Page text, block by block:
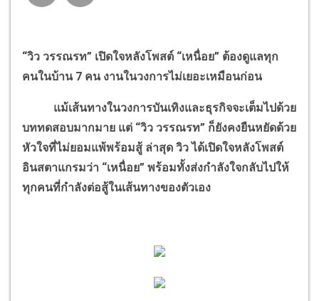
“วิว วรรณรท” เปิดใจหลังโพสต์ “เหนื่อย” ต้องดูแลทุก
คนในบ้าน 7 คน งานในวงการไม่เยอะเหมือนก่อน
แม้เส้นทางในวงการบันเทิงและธุรกิจจะเต็มไปด้วย
บททดสอบมากมาย แต่ “วิว วรรณรท” ก็ยังคงยืนหยัดด้วย
หัวใจที่ไม่ยอมแพ้พร้อมสู้ ล่าสุด วิว ได้เปิดใจหลังโพสต์
อินสตาแกรมว่า “เหนื่อย” พร้อมทั้งส่งกำลังใจกลับไปให้
ทุกคนที่กำลังต่อสู้ในเส้นทางของตัวเอง